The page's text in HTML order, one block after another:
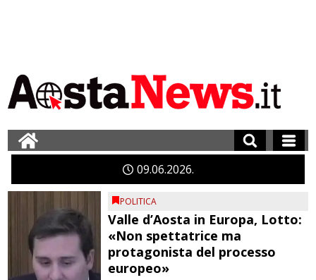
0906 2026
POLITICA
Valle d’Aosta in Europa, Lotto:
«Non spettatrice ma
protagonista del processo
europeo»